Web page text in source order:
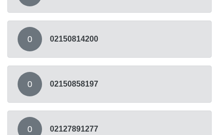
0 02150814200
0 02150858197
0 02127891277